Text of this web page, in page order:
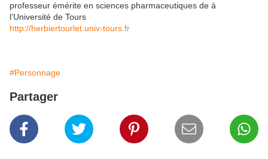
professeur émérite en sciences pharmaceutiques de à
l’Université de Tours
http://herbiertourlet.univ-tours.fr
#Personnage
Partager